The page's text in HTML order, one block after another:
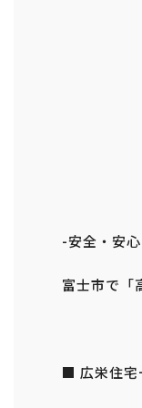
-安全・安
富士市で「
■ 広栄住宅